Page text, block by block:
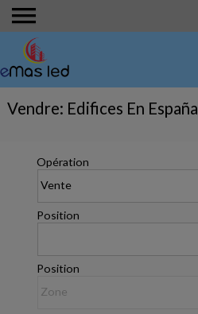
Vendre: Edifices En España
Opération
Position
Position